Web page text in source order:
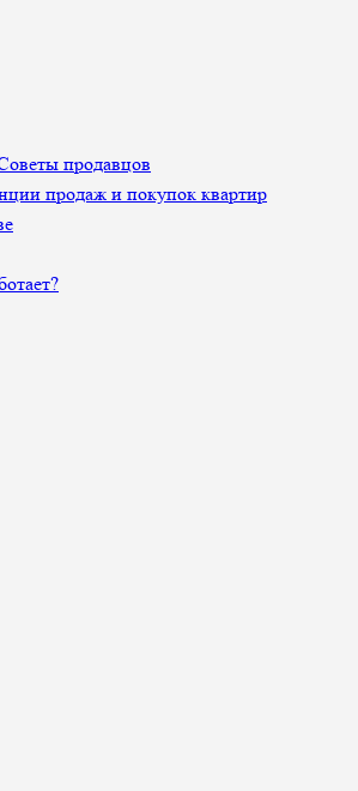
продавцов
продаж и покупок квартир